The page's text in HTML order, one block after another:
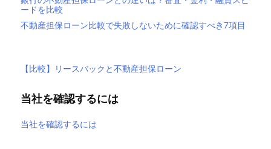
ードを比較
不動産担保ローン比較で失敗しないために確認すべき7項目
【比較】リースバックと不動産担保ローン
当社を確認するには
当社を確認するには